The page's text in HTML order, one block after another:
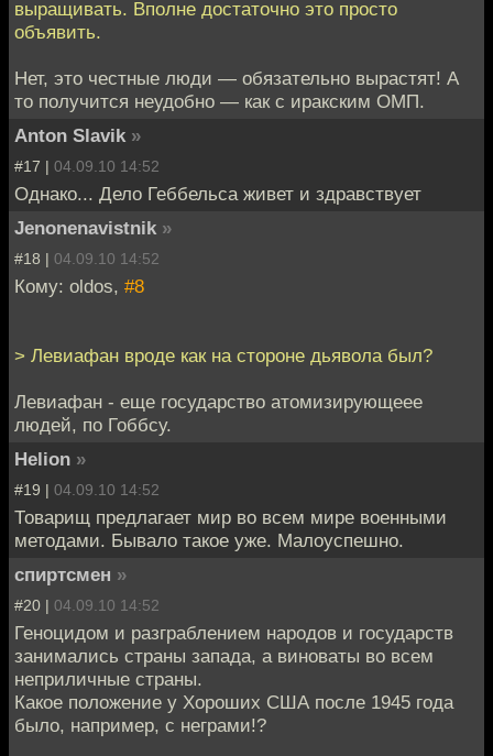
выращивать. Вполне достаточно это просто
объявить.
Нет, это честные люди — обязательно вырастят! А
то получится неудобно — как с иракским ОМП.
Anton Slavik »
#17 | 04.09.10 14:52
Однако... Дело Геббельса живет и здравствует
Jenonenavistnik »
#18 | 04.09.10 14:52
Кому: oldos, #8
> Левиафан вроде как на стороне дьявола был?
Левиафан - еще государство атомизирующеее
людей, по Гоббсу.
Helion »
#19 | 04.09.10 14:52
Товарищ предлагает мир во всем мире военными
методами. Бывало такое уже. Малоуспешно.
спиртсмен »
#20 | 04.09.10 14:52
Геноцидом и разграблением народов и государств
занимались страны запада, а виноваты во всем
неприличные страны.
Какое положение у Хороших США после 1945 года
было, например, с неграми!?